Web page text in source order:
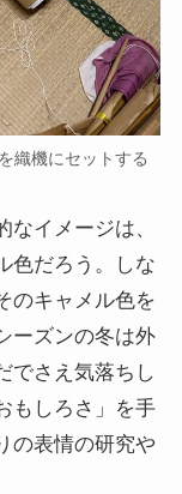
織機にセットする
イメージは、
色だろう。しな
のキャメル色を
ーズンの冬は外
でさえ気落ちし
もしろさ」を手
の表情の研究や